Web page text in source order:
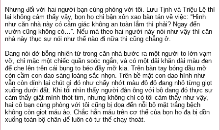
Nhưng đối với hai người bạn cùng phòng với tôi. Lưu Tịnh và Triệu Lệ thì
lại không cảm thấy vậy, bọn họ chỉ bận xôn xao bàn tán về việc: “Hình
như căn nhà này có cảm giác không an toàn lắm thì phải? Ngay đến
vườn cũng không có…”. Nếu mà theo hai người này nói như vậy thì căn
nhà này thục sự nói như thế nào đi nữa thì cũng chẳng ở.
Đang nói dở bỗng nhiên từ trong căn nhà bước ra một người to lớn vạm
vỡ, chỉ mặc một chiếc quần soóc ngắn, và có một dải khăn dài màu đen
để che lên trên cái bụng to béo đầy mỡ kia. Trên bàn tay bóng dầu mỡ
còn cầm con dao sáng loáng sắc nhọn. Trên bề mặt con dao hình như
vẫn còn dính lại chút gì đó như chấy nhớt màu đỏ đỏ đang nhỏ từng giọt
xuống dưới đất. Khi tôi nhìn thấy người đàn ông với bộ dạng đó thực sự
cảm thấy giật mình thót tim, nhưng không chỉ có tôi cảm thấy như vậy,
hai cô bạn cùng phòng với tôi cũng bị dọa đến nỗi bộ mặt trắng bệch
không còn giọt máu ào. Chắc hẳn máu trên cơ thể của bọn họ đạ bị dồn
xuống toàn bộ chân để luôn có tư thế chạy thoát.